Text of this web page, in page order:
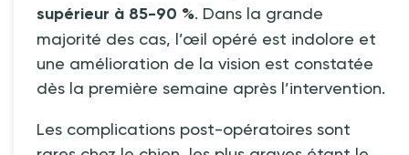
supérieur à 85-90 %. Dans la grande
majorité des cas, l’œil opéré est indolore et
une amélioration de la vision est constatée
dès la première semaine après l’intervention.
Les complications post-opératoires sont